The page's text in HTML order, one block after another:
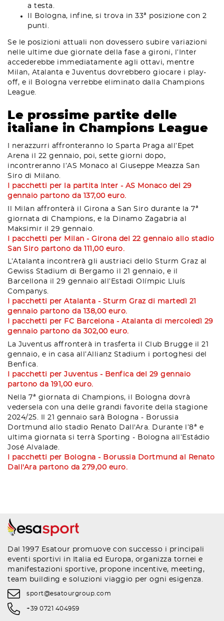
a testa.
Il Bologna, infine, si trova in 33ª posizione con 2
punti.
Se le posizioni attuali non dovessero subire variazioni
nelle ultime due giornate della fase a gironi, l’Inter
accederebbe immediatamente agli ottavi, mentre
Milan, Atalanta e Juventus dovrebbero giocare i play-
off, e il Bologna verrebbe eliminato dalla Champions
League.
Le prossime partite delle
italiane in Champions League
I nerazzurri affronteranno lo Sparta Praga all’Epet
Arena il 22 gennaio, poi, sette giorni dopo,
incontreranno l’AS Monaco al Giuseppe Meazza San
Siro di Milano.
I pacchetti per la partita Inter - AS Monaco del 29
gennaio partono da 137,00 euro.
Il Milan affronterà il Girona a San Siro durante la 7ª
giornata di Champions, e la Dinamo Zagabria al
Maksimir il 29 gennaio.
I pacchetti per Milan - Girona del 22 gennaio allo stadio
San Siro partono da 111,00 euro.
L’Atalanta incontrerà gli austriaci dello Sturm Graz al
Gewiss Stadium di Bergamo il 21 gennaio, e il
Barcellona il 29 gennaio all’Estadi Olímpic Lluís
Companys.
I pacchetti per Atalanta - Sturm Graz di martedì 21
gennaio partono da 138,00 euro.
I pacchetti per FC Barcelona - Atalanta di mercoledì 29
gennaio partono da 302,00 euro.
La Juventus affronterà in trasferta il Club Brugge il 21
gennaio, e in casa all’Allianz Stadium i portoghesi del
Benfica.
I pacchetti per Juventus - Benfica del 29 gennaio
partono da 191,00 euro.
Nella 7ª giornata di Champions, il Bologna dovrà
vedersela con una delle grandi favorite della stagione
2024/25. Il 21 gennaio sarà Bologna - Borussia
Dortmund allo stadio Renato Dall'Ara. Durante l’8ª e
ultima giornata si terrà Sporting - Bologna all’Estádio
José Alvalade.
I pacchetti per Bologna - Borussia Dortmund al Renato
Dall'Ara partono da 279,00 euro.
Dal 1997 Esatour promuove con successo i principali
eventi sportivi in Italia ed Europa, organizza tornei e
manifestazioni sportive, propone incentive, meeting,
team building e soluzioni viaggio per ogni esigenza.
sport@esatourgroup.com
+39 0721 404959